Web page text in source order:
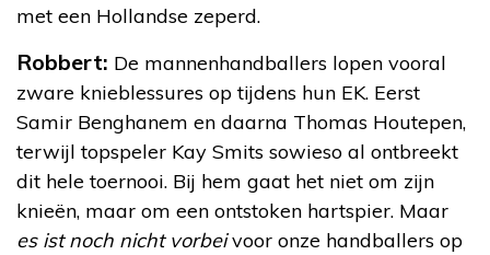
met een Hollandse zeperd.
Robbert: De mannenhandballers lopen vooral
zware knieblessures op tijdens hun EK. Eerst
Samir Benghanem en daarna Thomas Houtepen,
terwijl topspeler Kay Smits sowieso al ontbreekt
dit hele toernooi. Bij hem gaat het niet om zijn
knieën, maar om een ontstoken hartspier. Maar
es ist noch nicht vorbeivoor onze handballers op